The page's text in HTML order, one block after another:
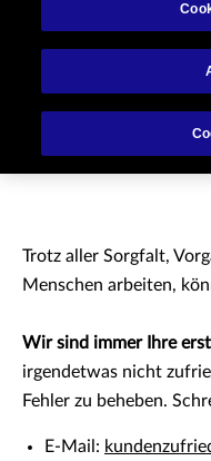
Trotz aller Sorgfalt,
Menschen arbeiten,
Wir sind immer Ihre
irgendetwas nicht
Fehler zu beheben.
E-Mail: